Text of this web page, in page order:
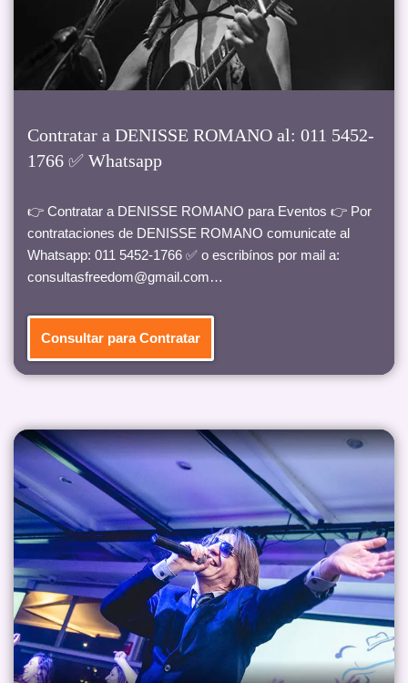
Contratar a DENISSE ROMANO al: 011 5452-
1766 ✅ Whatsapp
👉 Contratar a DENISSE ROMANO para Eventos 👉 Por
contrataciones de DENISSE ROMANO comunicate al
Whatsapp: 011 5452-1766 ✅ o escribínos por mail a:
consultasfreedom@gmail.com…
Consultar para Contratar